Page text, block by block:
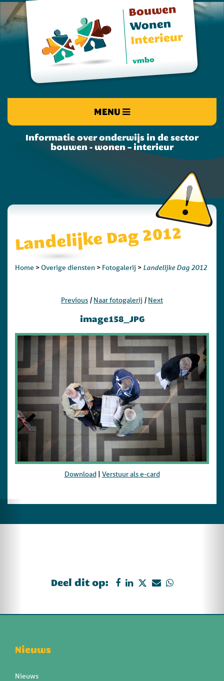
MENU
Informatie over onderwijs in de sector
bouwen - wonen – interieur
Landelijke Dag 2012
Home > Overige diensten > Fotogalerij > Landelijke Dag 2012
Previous | Naar fotogalerij | Next
image158_JPG
Download| Verstuur als e-card
Deel dit op:
Nieuws
Nieuws